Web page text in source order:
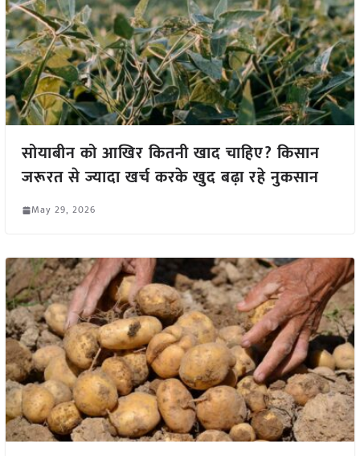
सोयाबीन को आखिर कितनी खाद चाहिए? किसान
जरूरत से ज्यादा खर्च करके खुद बढ़ा रहे नुकसान
May 29, 2026